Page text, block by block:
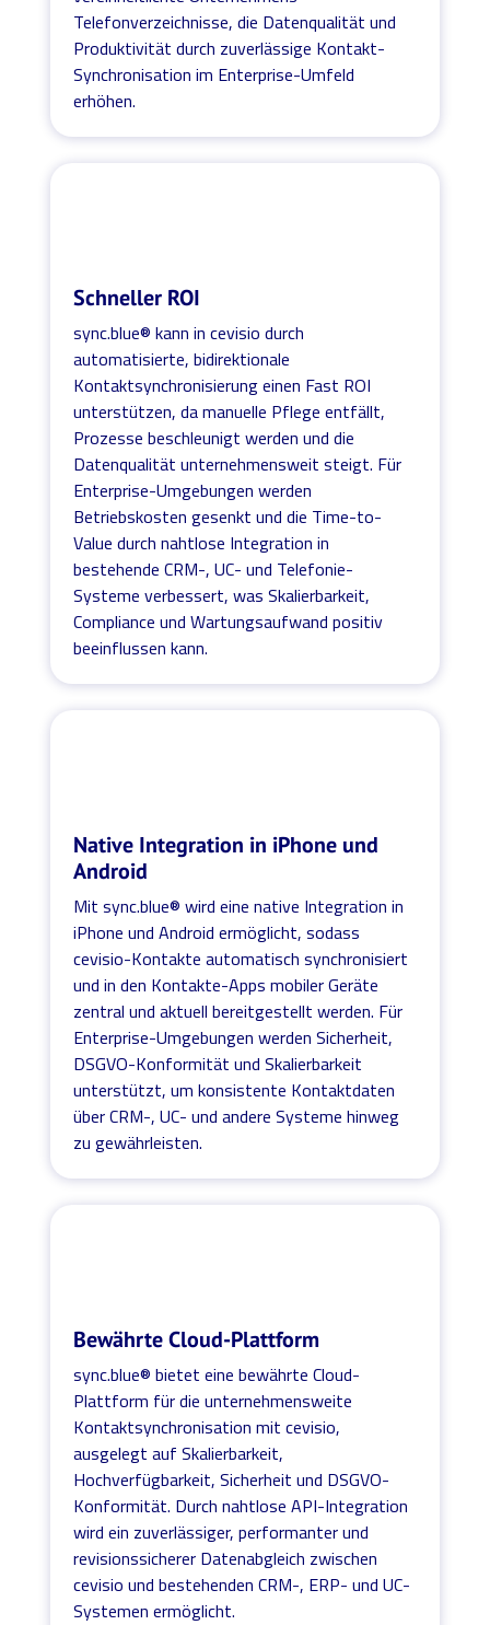
Telefonverzeichnisse, die Datenqualität und
Produktivität durch zuverlässige Kontakt-
Synchronisation im Enterprise-Umfeld
erhöhen.
Schneller ROI
sync.blue® kann in cevisio durch
automatisierte, bidirektionale
Kontaktsynchronisierung einen Fast ROI
unterstützen, da manuelle Pflege entfällt,
Prozesse beschleunigt werden und die
Datenqualität unternehmensweit steigt. Für
Enterprise-Umgebungen werden
Betriebskosten gesenkt und die Time-to-
Value durch nahtlose Integration in
bestehende CRM-, UC- und Telefonie-
Systeme verbessert, was Skalierbarkeit,
Compliance und Wartungsaufwand positiv
beeinflussen kann.
Native Integration in iPhone und
Android
Mit sync.blue® wird eine native Integration in
iPhone und Android ermöglicht, sodass
cevisio-Kontakte automatisch synchronisiert
und in den Kontakte-Apps mobiler Geräte
zentral und aktuell bereitgestellt werden. Für
Enterprise-Umgebungen werden Sicherheit,
DSGVO-Konformität und Skalierbarkeit
unterstützt, um konsistente Kontaktdaten
über CRM-, UC- und andere Systeme hinweg
zu gewährleisten.
Bewährte Cloud-Plattform
sync.blue® bietet eine bewährte Cloud-
Plattform für die unternehmensweite
Kontaktsynchronisation mit cevisio,
ausgelegt auf Skalierbarkeit,
Hochverfügbarkeit, Sicherheit und DSGVO-
Konformität. Durch nahtlose API-Integration
wird ein zuverlässiger, performanter und
revisionssicherer Datenabgleich zwischen
cevisio und bestehenden CRM-, ERP- und UC-
Systemen ermöglicht.